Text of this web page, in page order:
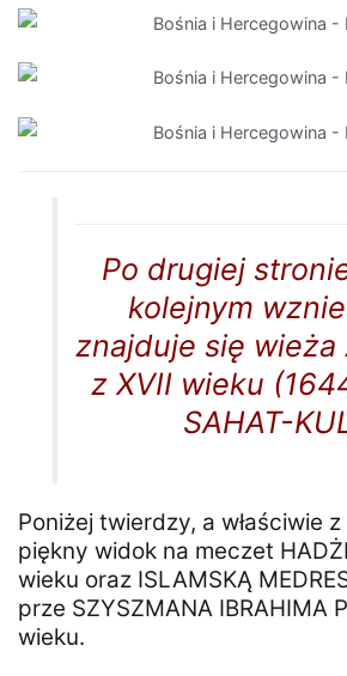
Po drugiej
kolejnym
znajduje się wieża
z XVII wieku
SAHAT-
Poniżej twierdzy, a właściwie
piękny widok na meczet
wieku oraz ISLAMSKĄ
prze SZYSZMANA IBRAHIMA
wieku.